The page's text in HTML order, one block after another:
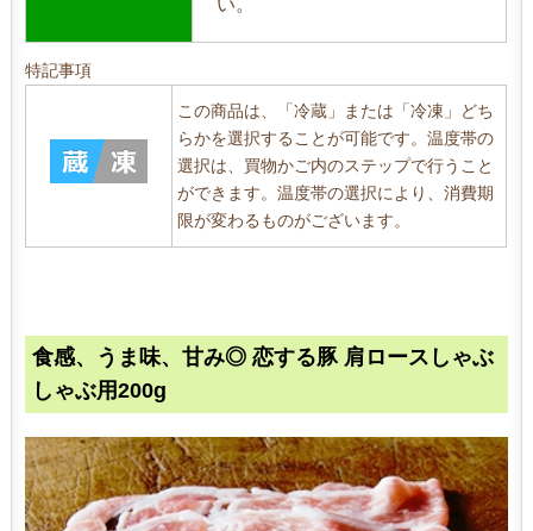
い。
特記事項
この商品は、「冷蔵」または「冷凍」どち
らかを選択することが可能です。温度帯の
選択は、買物かご内のステップで行うこと
ができます。温度帯の選択により、消費期
限が変わるものがございます。
食感、うま味、甘み◎ 恋する豚 肩ロースしゃぶ
しゃぶ用200g